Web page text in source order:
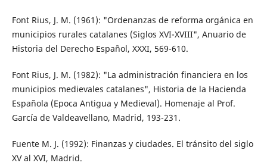
Font Rius, J. M. (1961): "Ordenanzas de reforma orgánica en
municipios rurales catalanes (Siglos XVI-XVIII", Anuario de
Historia del Derecho Español, XXXI, 569-610.
Font Rius, J. M. (1982): "La administración financiera en los
municipios medievales catalanes", Historia de la Hacienda
Española (Epoca Antigua y Medieval). Homenaje al Prof.
García de Valdeavellano, Madrid, 193-231.
Fuente M. J. (1992): Finanzas y ciudades. El tránsito del siglo
XV al XVI, Madrid.